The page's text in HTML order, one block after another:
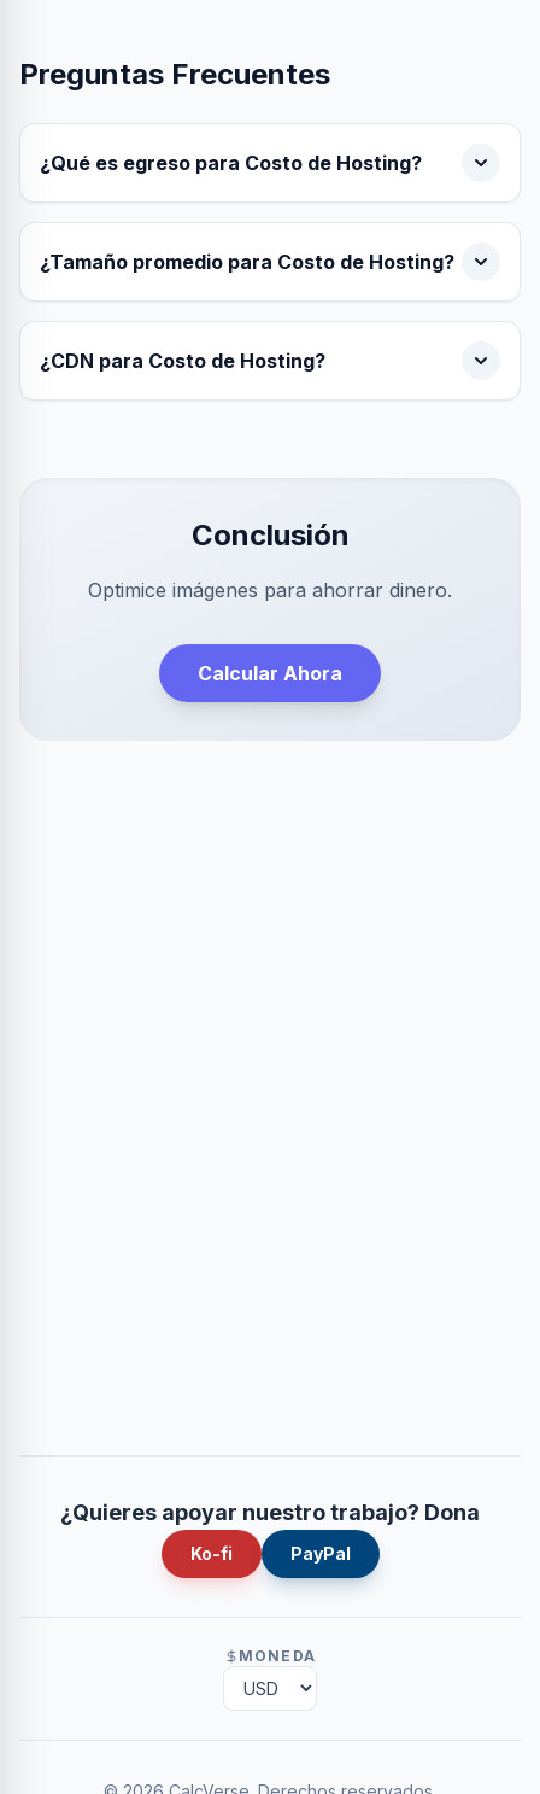
Preguntas Frecuentes
¿Qué es egreso para Costo de Hosting?
¿Tamaño promedio para Costo de Hosting?
¿CDN para Costo de Hosting?
Conclusión
Optimice imágenes para ahorrar dinero.
Calcular Ahora
¿Quieres apoyar nuestro trabajo? Dona
Ko-fi PayPal
MONEDA